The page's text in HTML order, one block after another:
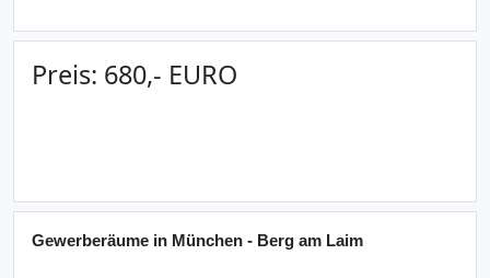
Preis: 680,- EURO
Gewerberäume in München - Berg am Laim